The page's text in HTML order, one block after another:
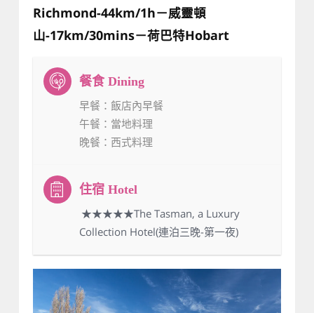
Richmond-44km/1h－威靈頓
山-17km/30mins－荷巴特Hobart
早餐 ：飯店內早餐
午餐 ：當地料理
晚餐 ：西式料理
：★★★★★The Tasman, a Luxury
Collection Hotel(連泊三晚-第一夜)